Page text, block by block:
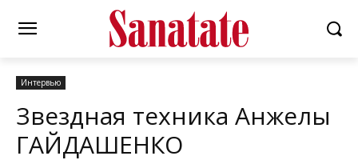
Интервью
Звездная техника Анжелы
ГАЙДАШЕНКО